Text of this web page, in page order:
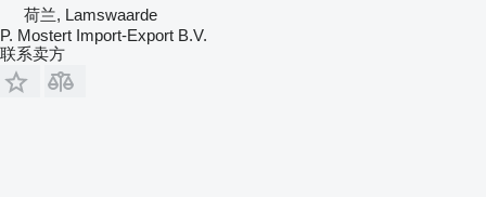
荷兰, Lamswaarde
P. Mostert Import-Export B.V.
联系卖方